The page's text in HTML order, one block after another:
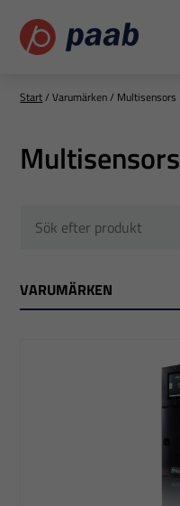
Start/Varumärken/ Multisensors
Multisensors
VARUMÄRKEN